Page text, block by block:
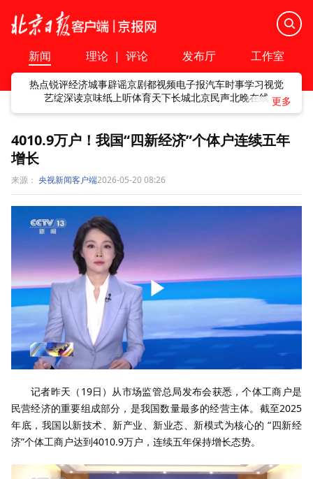
新闻 理论 | 评论 发布厅 工作室
热点锐评经济城事辟谣京剧都视频电子报汽车时事学习视觉
艺绽深读京味纸上听体育天下长城北京民声北晚在线
4010.9万户！我国“四新经济”个体户连续五年
增长
来源： 央视新闻客户端2026-05-20 08:26
记者昨天（19日）从市场监管总局发布会获悉，个体工商户是
民营经济的重要组成部分，是我国数量最多的经营主体。截至2025
年底，我国以新技术、新产业、新业态、新模式为核心的 “四新经
济”个体工商户达到4010.9万户，连续五年保持增长态势。